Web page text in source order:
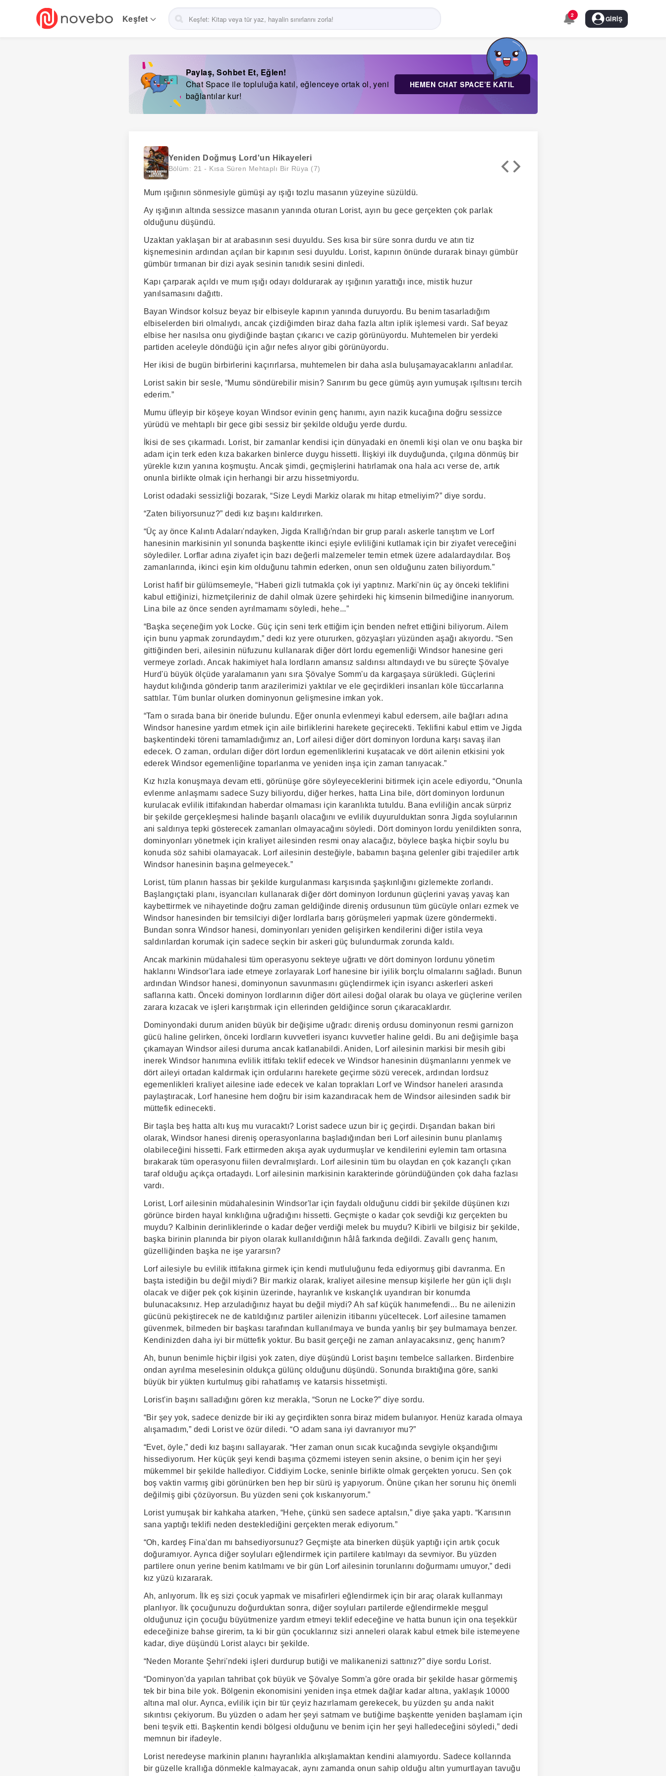
Keşfet 2 GIRIŞ
Paylaş, Sohbet Et, Eğlen!
Chat Space ile topluluğa katıl, eğlenceye ortak ol, yeni
bağlantılar kur!
HEMEN CHAT SPACE’E KATIL
Yeniden Doğmuş Lord'un Hikayeleri
Bölüm: 21 - Kısa Süren Mehtaplı Bir Rüya (7)
Mum ışığının sönmesiyle gümüşi ay ışığı tozlu masanın yüzeyine süzüldü.
Ay ışığının altında sessizce masanın yanında oturan Lorist, ayın bu gece gerçekten çok parlak
olduğunu düşündü.
Uzaktan yaklaşan bir at arabasının sesi duyuldu. Ses kısa bir süre sonra durdu ve atın tiz
kişnemesinin ardından açılan bir kapının sesi duyuldu. Lorist, kapının önünde durarak binayı gümbür
gümbür tırmanan bir dizi ayak sesinin tanıdık sesini dinledi.
Kapı çarparak açıldı ve mum ışığı odayı doldurarak ay ışığının yarattığı ince, mistik huzur
yanılsamasını dağıttı.
Bayan Windsor kolsuz beyaz bir elbiseyle kapının yanında duruyordu. Bu benim tasarladığım
elbiselerden biri olmalıydı, ancak çizdiğimden biraz daha fazla altın iplik işlemesi vardı. Saf beyaz
elbise her nasılsa onu giydiğinde baştan çıkarıcı ve cazip görünüyordu. Muhtemelen bir yerdeki
partiden aceleyle döndüğü için ağır nefes alıyor gibi görünüyordu.
Her ikisi de bugün birbirlerini kaçırırlarsa, muhtemelen bir daha asla buluşamayacaklarını anladılar.
Lorist sakin bir sesle, “Mumu söndürebilir misin? Sanırım bu gece gümüş ayın yumuşak ışıltısını tercih
ederim.”
Mumu üfleyip bir köşeye koyan Windsor evinin genç hanımı, ayın nazik kucağına doğru sessizce
yürüdü ve mehtaplı bir gece gibi sessiz bir şekilde olduğu yerde durdu.
İkisi de ses çıkarmadı. Lorist, bir zamanlar kendisi için dünyadaki en önemli kişi olan ve onu başka bir
adam için terk eden kıza bakarken binlerce duygu hissetti. İlişkiyi ilk duyduğunda, çılgına dönmüş bir
yürekle kızın yanına koşmuştu. Ancak şimdi, geçmişlerini hatırlamak ona hala acı verse de, artık
onunla birlikte olmak için herhangi bir arzu hissetmiyordu.
Lorist odadaki sessizliği bozarak, “Size Leydi Markiz olarak mı hitap etmeliyim?” diye sordu.
“Zaten biliyorsunuz?” dedi kız başını kaldırırken.
“Üç ay önce Kalıntı Adaları'ndayken, Jigda Krallığı'ndan bir grup paralı askerle tanıştım ve Lorf
hanesinin markisinin yıl sonunda başkentte ikinci eşiyle evliliğini kutlamak için bir ziyafet vereceğini
söylediler. Lorflar adına ziyafet için bazı değerli malzemeler temin etmek üzere adalardaydılar. Boş
zamanlarında, ikinci eşin kim olduğunu tahmin ederken, onun sen olduğunu zaten biliyordum.”
Lorist hafif bir gülümsemeyle, “Haberi gizli tutmakla çok iyi yaptınız. Marki'nin üç ay önceki teklifini
kabul ettiğinizi, hizmetçileriniz de dahil olmak üzere şehirdeki hiç kimsenin bilmediğine inanıyorum.
Lina bile az önce senden ayrılmamamı söyledi, hehe...”
“Başka seçeneğim yok Locke. Güç için seni terk ettiğim için benden nefret ettiğini biliyorum. Ailem
için bunu yapmak zorundaydım,” dedi kız yere otururken, gözyaşları yüzünden aşağı akıyordu. “Sen
gittiğinden beri, ailesinin nüfuzunu kullanarak diğer dört lordu egemenliği Windsor hanesine geri
vermeye zorladı. Ancak hakimiyet hala lordların amansız saldırısı altındaydı ve bu süreçte Şövalye
Hurd'ü büyük ölçüde yaralamanın yanı sıra Şövalye Somm'u da kargaşaya sürükledi. Güçlerini
haydut kılığında gönderip tarım arazilerimizi yaktılar ve ele geçirdikleri insanları köle tüccarlarına
sattılar. Tüm bunlar olurken dominyonun gelişmesine imkan yok.
“Tam o sırada bana bir öneride bulundu. Eğer onunla evlenmeyi kabul edersem, aile bağları adına
Windsor hanesine yardım etmek için aile birliklerini harekete geçirecekti. Teklifini kabul ettim ve Jigda
başkentindeki töreni tamamladığımız an, Lorf ailesi diğer dört dominyon lorduna karşı savaş ilan
edecek. O zaman, orduları diğer dört lordun egemenliklerini kuşatacak ve dört ailenin etkisini yok
ederek Windsor egemenliğine toparlanma ve yeniden inşa için zaman tanıyacak.”
Kız hızla konuşmaya devam etti, görünüşe göre söyleyeceklerini bitirmek için acele ediyordu, “Onunla
evlenme anlaşmamı sadece Suzy biliyordu, diğer herkes, hatta Lina bile, dört dominyon lordunun
kurulacak evlilik ittifakından haberdar olmaması için karanlıkta tutuldu. Bana evliliğin ancak sürpriz
bir şekilde gerçekleşmesi halinde başarılı olacağını ve evlilik duyurulduktan sonra Jigda soylularının
ani saldırıya tepki gösterecek zamanları olmayacağını söyledi. Dört dominyon lordu yenildikten sonra,
dominyonları yönetmek için kraliyet ailesinden resmi onay alacağız, böylece başka hiçbir soylu bu
konuda söz sahibi olamayacak. Lorf ailesinin desteğiyle, babamın başına gelenler gibi trajediler artık
Windsor hanesinin başına gelmeyecek.”
Lorist, tüm planın hassas bir şekilde kurgulanması karşısında şaşkınlığını gizlemekte zorlandı.
Başlangıçtaki planı, isyancıları kullanarak diğer dört dominyon lordunun güçlerini yavaş yavaş kan
kaybettirmek ve nihayetinde doğru zaman geldiğinde direniş ordusunun tüm gücüyle onları ezmek ve
Windsor hanesinden bir temsilciyi diğer lordlarla barış görüşmeleri yapmak üzere göndermekti.
Bundan sonra Windsor hanesi, dominyonları yeniden gelişirken kendilerini diğer istila veya
saldırılardan korumak için sadece seçkin bir askeri güç bulundurmak zorunda kaldı.
Ancak markinin müdahalesi tüm operasyonu sekteye uğrattı ve dört dominyon lordunu yönetim
haklarını Windsor'lara iade etmeye zorlayarak Lorf hanesine bir iyilik borçlu olmalarını sağladı. Bunun
ardından Windsor hanesi, dominyonun savunmasını güçlendirmek için isyancı askerleri askeri
saflarına kattı. Önceki dominyon lordlarının diğer dört ailesi doğal olarak bu olaya ve güçlerine verilen
zarara kızacak ve işleri karıştırmak için ellerinden geldiğince sorun çıkaracaklardır.
Dominyondaki durum aniden büyük bir değişime uğradı: direniş ordusu dominyonun resmi garnizon
gücü haline gelirken, önceki lordların kuvvetleri isyancı kuvvetler haline geldi. Bu ani değişimle başa
çıkamayan Windsor ailesi duruma ancak katlanabildi. Aniden, Lorf ailesinin markisi bir mesih gibi
inerek Windsor hanımına evlilik ittifakı teklif edecek ve Windsor hanesinin düşmanlarını yenmek ve
dört aileyi ortadan kaldırmak için ordularını harekete geçirme sözü verecek, ardından lordsuz
egemenlikleri kraliyet ailesine iade edecek ve kalan toprakları Lorf ve Windsor haneleri arasında
paylaştıracak, Lorf hanesine hem doğru bir isim kazandıracak hem de Windsor ailesinden sadık bir
müttefik edinecekti.
Bir taşla beş hatta altı kuş mu vuracaktı? Lorist sadece uzun bir iç geçirdi. Dışarıdan bakan biri
olarak, Windsor hanesi direniş operasyonlarına başladığından beri Lorf ailesinin bunu planlamış
olabileceğini hissetti. Fark ettirmeden akışa ayak uydurmuşlar ve kendilerini eylemin tam ortasına
bırakarak tüm operasyonu fiilen devralmışlardı. Lorf ailesinin tüm bu olaydan en çok kazançlı çıkan
taraf olduğu açıkça ortadaydı. Lorf ailesinin markisinin karakterinde göründüğünden çok daha fazlası
vardı.
Lorist, Lorf ailesinin müdahalesinin Windsor'lar için faydalı olduğunu ciddi bir şekilde düşünen kızı
görünce birden hayal kırıklığına uğradığını hissetti. Geçmişte o kadar çok sevdiği kız gerçekten bu
muydu? Kalbinin derinliklerinde o kadar değer verdiği melek bu muydu? Kibirli ve bilgisiz bir şekilde,
başka birinin planında bir piyon olarak kullanıldığının hâlâ farkında değildi. Zavallı genç hanım,
güzelliğinden başka ne işe yararsın?
Lorf ailesiyle bu evlilik ittifakına girmek için kendi mutluluğunu feda ediyormuş gibi davranma. En
başta istediğin bu değil miydi? Bir markiz olarak, kraliyet ailesine mensup kişilerle her gün içli dışlı
olacak ve diğer pek çok kişinin üzerinde, hayranlık ve kıskançlık uyandıran bir konumda
bulunacaksınız. Hep arzuladığınız hayat bu değil miydi? Ah saf küçük hanımefendi... Bu ne ailenizin
gücünü pekiştirecek ne de katıldığınız partiler ailenizin itibarını yüceltecek. Lorf ailesine tamamen
güvenmek, bilmeden bir başkası tarafından kullanılmaya ve bunda yanlış bir şey bulmamaya benzer.
Kendinizden daha iyi bir müttefik yoktur. Bu basit gerçeği ne zaman anlayacaksınız, genç hanım?
Ah, bunun benimle hiçbir ilgisi yok zaten, diye düşündü Lorist başını tembelce sallarken. Birdenbire
ondan ayrılma meselesinin oldukça gülünç olduğunu düşündü. Sonunda bıraktığına göre, sanki
büyük bir yükten kurtulmuş gibi rahatlamış ve katarsis hissetmişti.
Lorist'in başını salladığını gören kız merakla, “Sorun ne Locke?” diye sordu.
“Bir şey yok, sadece denizde bir iki ay geçirdikten sonra biraz midem bulanıyor. Henüz karada olmaya
alışamadım,” dedi Lorist ve özür diledi. “O adam sana iyi davranıyor mu?”
“Evet, öyle,” dedi kız başını sallayarak. “Her zaman onun sıcak kucağında sevgiyle okşandığımı
hissediyorum. Her küçük şeyi kendi başıma çözmemi isteyen senin aksine, o benim için her şeyi
mükemmel bir şekilde hallediyor. Ciddiyim Locke, seninle birlikte olmak gerçekten yorucu. Sen çok
boş vaktin varmış gibi görünürken ben hep bir sürü iş yapıyorum. Önüne çıkan her sorunu hiç önemli
değilmiş gibi çözüyorsun. Bu yüzden seni çok kıskanıyorum.”
Lorist yumuşak bir kahkaha atarken, “Hehe, çünkü sen sadece aptalsın,” diye şaka yaptı. “Karısının
sana yaptığı teklifi neden desteklediğini gerçekten merak ediyorum.”
“Oh, kardeş Fina'dan mı bahsediyorsunuz? Geçmişte ata binerken düşük yaptığı için artık çocuk
doğuramıyor. Ayrıca diğer soyluları eğlendirmek için partilere katılmayı da sevmiyor. Bu yüzden
partilere onun yerine benim katılmamı ve bir gün Lorf ailesinin torunlarını doğurmamı umuyor,” dedi
kız yüzü kızararak.
Ah, anlıyorum. İlk eş sizi çocuk yapmak ve misafirleri eğlendirmek için bir araç olarak kullanmayı
planlıyor. İlk çocuğunuzu doğurduktan sonra, diğer soyluları partilerde eğlendirmekle meşgul
olduğunuz için çocuğu büyütmenize yardım etmeyi teklif edeceğine ve hatta bunun için ona teşekkür
edeceğinize bahse girerim, ta ki bir gün çocuklarınız sizi anneleri olarak kabul etmek bile istemeyene
kadar, diye düşündü Lorist alaycı bir şekilde.
“Neden Morante Şehri'ndeki işleri durdurup butiği ve malikanenizi sattınız?” diye sordu Lorist.
“Dominyon'da yapılan tahribat çok büyük ve Şövalye Somm'a göre orada bir şekilde hasar görmemiş
tek bir bina bile yok. Bölgenin ekonomisini yeniden inşa etmek dağlar kadar altına, yaklaşık 10000
altına mal olur. Ayrıca, evlilik için bir tür çeyiz hazırlamam gerekecek, bu yüzden şu anda nakit
sıkıntısı çekiyorum. Bu yüzden o adam her şeyi satmam ve butiğime başkentte yeniden başlamam için
beni teşvik etti. Başkentin kendi bölgesi olduğunu ve benim için her şeyi halledeceğini söyledi,” dedi
memnun bir ifadeyle.
Lorist neredeyse markinin planını hayranlıkla alkışlamaktan kendini alamıyordu. Sadece kollarında
bir güzelle krallığa dönmekle kalmayacak, aynı zamanda onun sahip olduğu altın yumurtlayan tavuğu